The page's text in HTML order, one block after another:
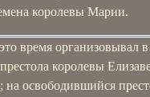
королевы Марии.
время организовывал
королевы
на освободившийся